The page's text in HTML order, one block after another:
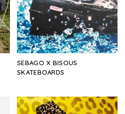
SEBAGO X BISOUS
SKATEBOARDS